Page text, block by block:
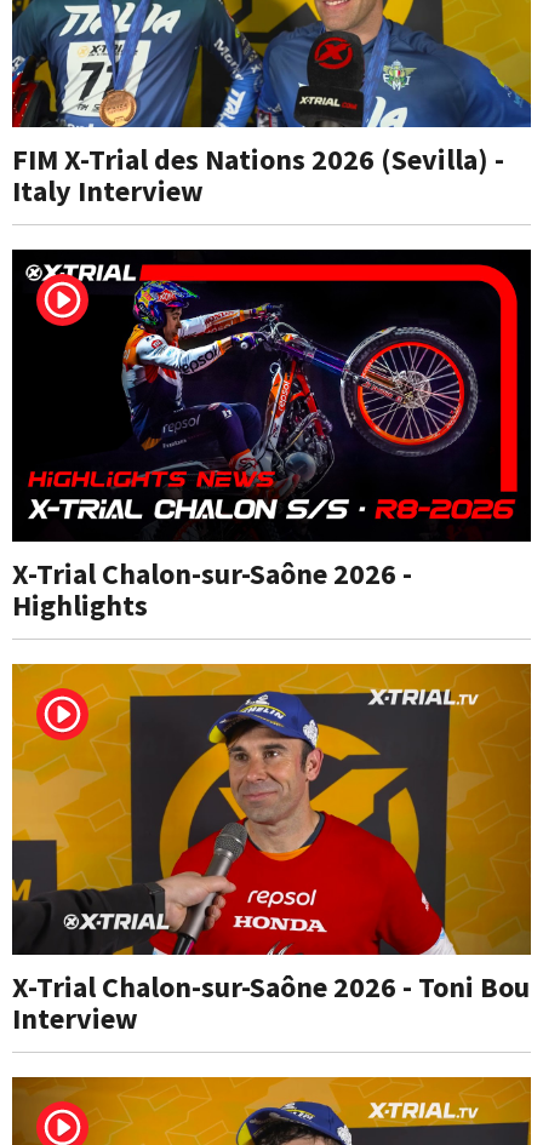
FIM X-Trial des Nations 2026 (Sevilla) -
Italy Interview
X-Trial Chalon-sur-Saône 2026 -
Highlights
X-Trial Chalon-sur-Saône 2026 - Toni Bou
Interview